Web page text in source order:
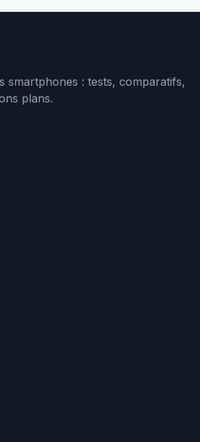
smartphones : tests, comparatifs,
plans.